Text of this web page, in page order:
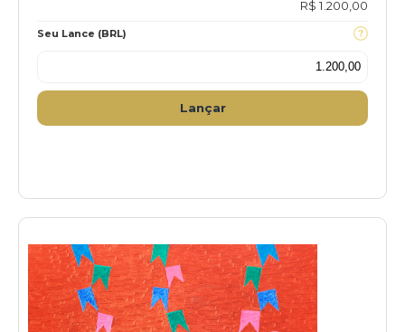
R$ 1.200,00
Seu Lance (BRL)
Lançar